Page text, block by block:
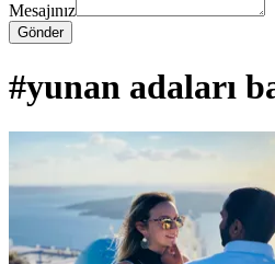
Mesajınız
Gönder
#yunan adaları